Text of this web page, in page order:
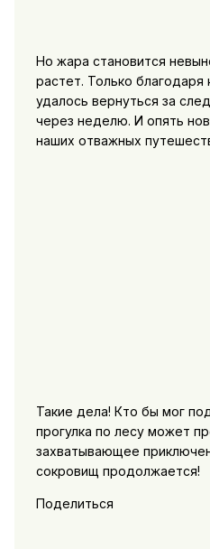
Но жара становится
растет. Только благодаря
удалось вернуться за
через неделю. И опять
наших отважных
Такие дела! Кто бы мог
прогулка по лесу может
захватывающее
сокровищ продолжается!
Поделиться